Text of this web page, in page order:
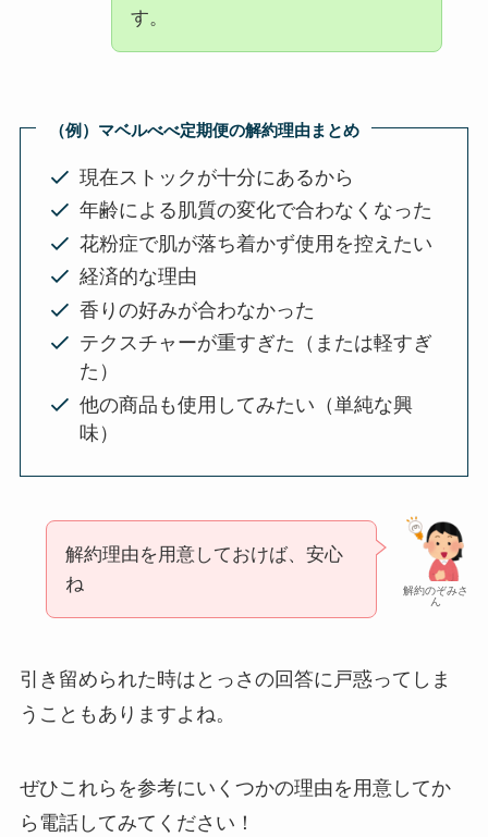
す。
（例） マベルべべ定期便の解約理由まとめ
現在ストックが十分にあるから
年齢による肌質の変化で合わなくなった
花粉症で肌が落ち着かず使用を控えたい
経済的な理由
香りの好みが合わなかった
テクスチャーが重すぎた（または軽すぎ
た）
他の商品も使用してみたい（単純な興
味）
解約のぞみさ
ん
解約理由を用意しておけば、安心
ね
引き留められた時はとっさの回答に戸惑ってしま
うこともありますよね。
ぜひこれらを参考にいくつかの理由を用意してか
ら電話してみてください！